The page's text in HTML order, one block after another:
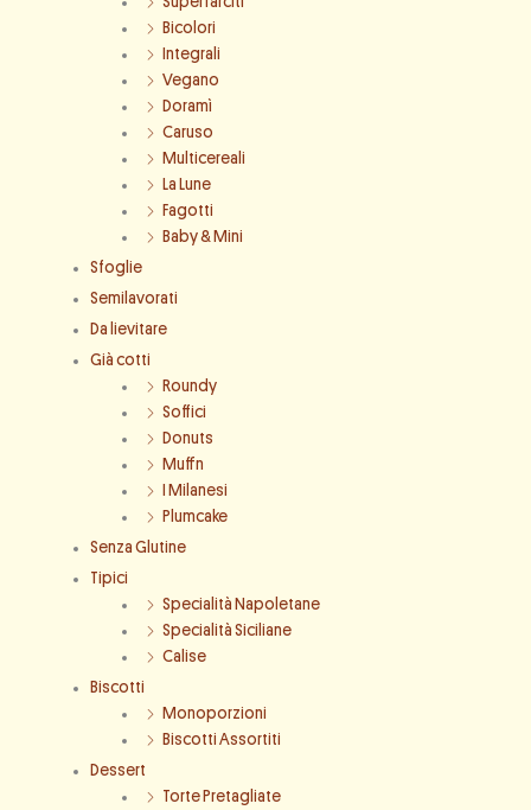
Bicolori
Integrali
Vegano
Doramì
Caruso
Multicereali
La Lune
Fagotti
Baby & Mini
Sfoglie
Semilavorati
Da lievitare
Già cotti
Roundy
Soffici
Donuts
Muffn
I Milanesi
Plumcake
Senza Glutine
Tipici
Specialità Napoletane
Specialità Siciliane
Calise
Biscotti
Monoporzioni
Biscotti Assortiti
Dessert
Torte Pretagliate